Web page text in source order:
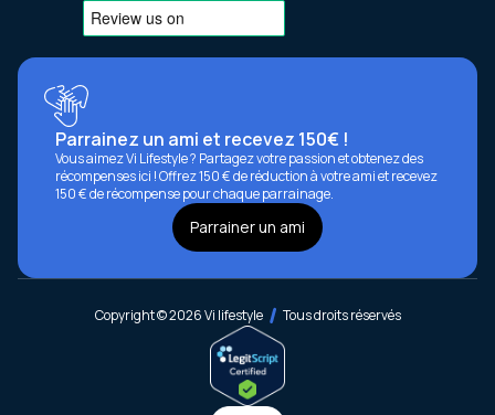
Parrainez un ami et recevez 150€ !
Vous aimez Vi Lifestyle ? Partagez votre passion et obtenez des
récompenses ici ! Offrez 150 € de réduction à votre ami et recevez
150 € de récompense pour chaque parrainage.
Parrainer un ami
Copyright © 2026 Vi lifestyle Tous droits réservés